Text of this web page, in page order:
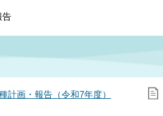
告
計画・報告（令和7年度）